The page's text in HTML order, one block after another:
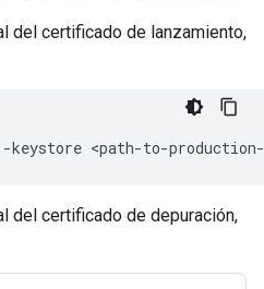
del certificado de lanzamiento,
-keystore <path-to-production-
del certificado de depuración,